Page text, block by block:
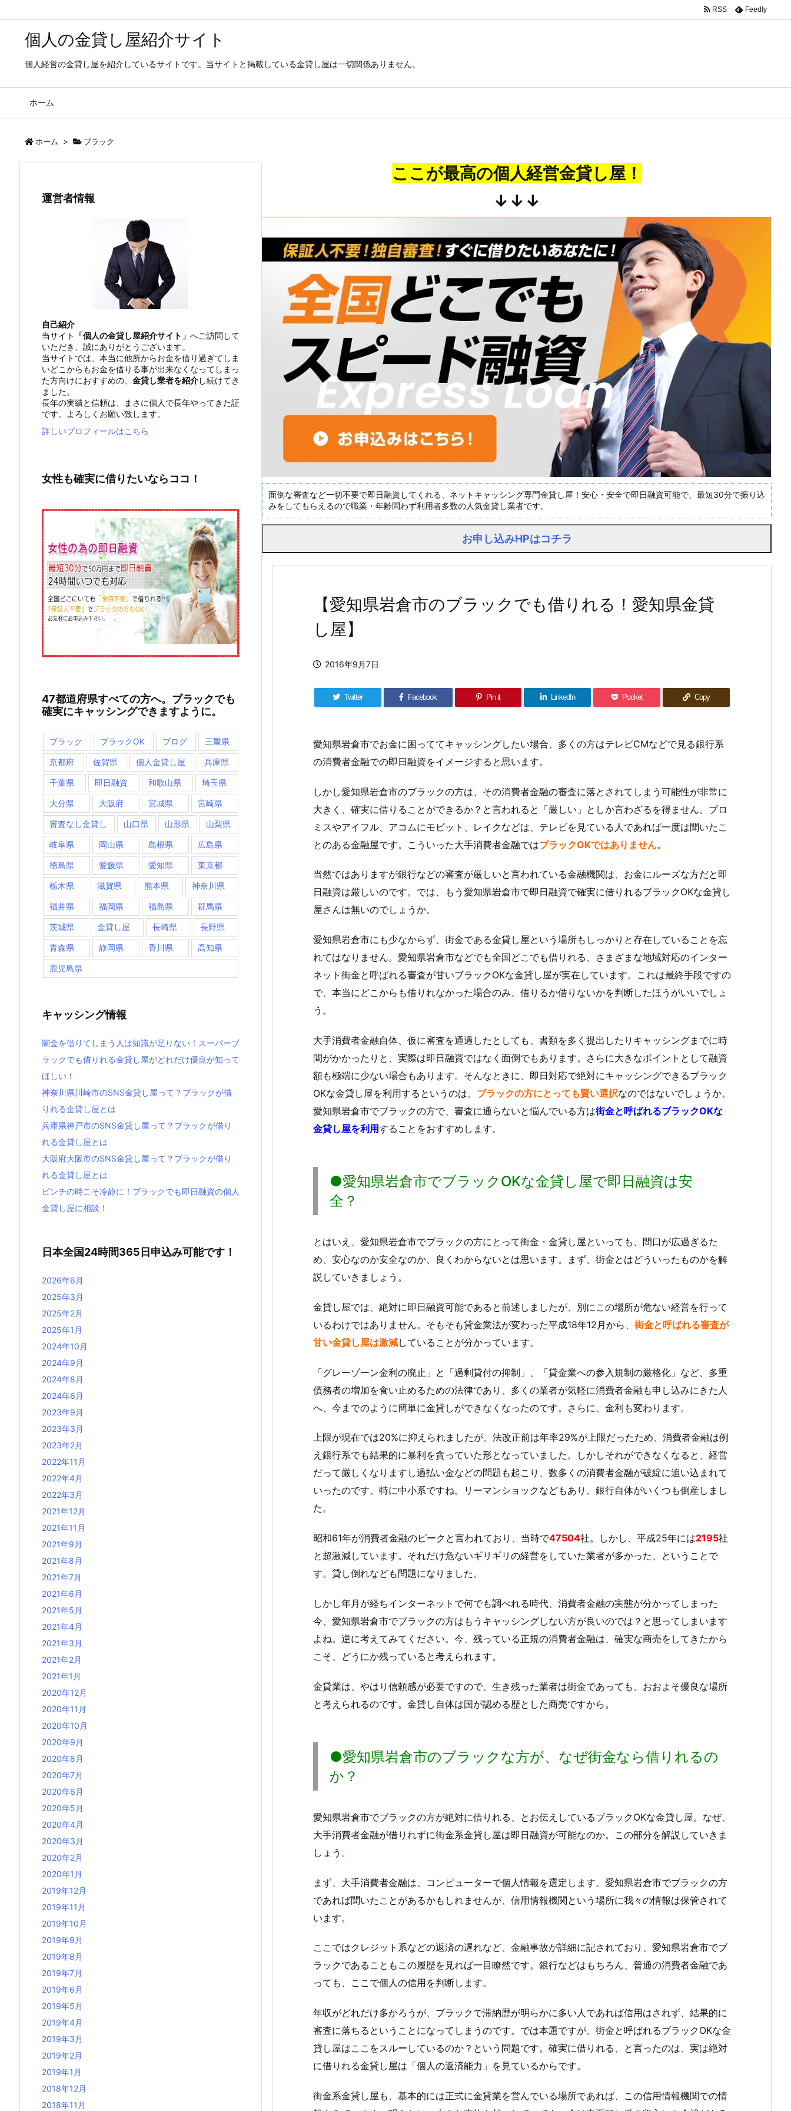
個人の金貸し屋紹介サイト
個人経営の金貸し屋を紹介しているサイトです。当サイトと掲載している金貸し屋は一切関係ありません。
ホーム
RSS Feedly
ホーム > ブラック
ここが最高の個人経営金貸し屋！
↓↓↓
面倒な審査など一切不要で即日融資してくれる、ネットキャッシング専門金貸し屋！安心・安全で即日融資可能で、最短30分で振り込
みをしてもらえるので職業・年齢問わず利用者多数の人気金貸し業者です。
お申し込みHPはコチラ
【愛知県岩倉市のブラックでも借りれる！愛知県金貸
し屋】
2016年9月7日
Twitter Facebook Pin it LinkedIn Pocket Copy
愛知県岩倉市でお金に困っててキャッシングしたい場合、多くの方はテレビCMなどで見る銀行系
の消費者金融での即日融資をイメージすると思います。
しかし愛知県岩倉市のブラックの方は、その消費者金融の審査に落とされてしまう可能性が非常に
大きく、確実に借りることができるか？と言われると「厳しい」としか言わざるを得ません。プロ
ミスやアイフル、アコムにモビット、レイクなどは、テレビを見ている人であれば一度は聞いたこ
とのある金融屋です。こういった大手消費者金融ではブラックOKではありません。
当然ではありますが銀行などの審査が厳しいと言われている金融機関は、お金にルーズな方だと即
日融資は厳しいのです。では、もう愛知県岩倉市で即日融資で確実に借りれるブラックOKな金貸し
屋さんは無いのでしょうか。
愛知県岩倉市にも少なからず、街金である金貸し屋という場所もしっかりと存在していることを忘
れてはなりません。愛知県岩倉市などでも全国どこでも借りれる、さまざまな地域対応のインター
ネット街金と呼ばれる審査が甘いブラックOKな金貸し屋が実在しています。これは最終手段ですの
で、本当にどこからも借りれなかった場合のみ、借りるか借りないかを判断したほうがいいでしょ
う。
大手消費者金融自体、仮に審査を通過したとしても、書類を多く提出したりキャッシングまでに時
間がかかったりと、実際は即日融資ではなく面倒でもあります。さらに大きなポイントとして融資
額も極端に少ない場合もあります。そんなときに、即日対応で絶対にキャッシングできるブラック
OKな金貸し屋を利用するというのは、 ブラックの方にとっても賢い選択なのではないでしょうか。
愛知県岩倉市でブラックの方で、審査に通らないと悩んでいる方は街金と呼ばれるブラックOKな
金貸し屋を利用することをおすすめします。
●愛知県岩倉市でブラックOKな金貸し屋で即日融資は安
全？
とはいえ、愛知県岩倉市でブラックの方にとって街金・金貸し屋といっても、間口が広過ぎるた
め、安心なのか安全なのか、良くわからないとは思います。まず、街金とはどういったものかを解
説していきましょう。
金貸し屋では、絶対に即日融資可能であると前述しましたが、別にこの場所が危ない経営を行って
いるわけではありません。そもそも貸金業法が変わった平成18年12月から、 街金と呼ばれる審査が
甘い金貸し屋は激減していることが分かっています。
「グレーゾーン金利の廃止」と「過剰貸付の抑制」、「貸金業への参入規制の厳格化」など、多重
債務者の増加を食い止めるための法律であり、多くの業者が気軽に消費者金融も申し込みにきた人
へ、今までのように簡単に金貸しができなくなったのです。さらに、金利も変わります。
上限が現在では20%に抑えられましたが、法改正前は年率29%が上限だったため、消費者金融は例
え銀行系でも結果的に暴利を貪っていた形となっていました。しかしそれができなくなると、経営
だって厳しくなりますし過払い金などの問題も起こり、数多くの消費者金融が破綻に追い込まれて
いったのです。特に中小系ですね。リーマンショックなどもあり、銀行自体がいくつも倒産しまし
た。
昭和61年が消費者金融のピークと言われており、当時で47504社。しかし、平成25年には2195社
と超激減しています。それだけ危ないギリギリの経営をしていた業者が多かった、ということで
す。貸し倒れなども問題になりました。
しかし年月が経ちインターネットで何でも調べれる時代、消費者金融の実態が分かってしまった
今、愛知県岩倉市でブラックの方はもうキャッシングしない方が良いのでは？と思ってしまいます
よね。逆に考えてみてください。今、残っている正規の消費者金融は、確実な商売をしてきたから
こそ、どうにか残っていると考えられます。
金貸業は、やはり信頼感が必要ですので、生き残った業者は街金であっても、おおよそ優良な場所
と考えられるのです。金貸し自体は国が認める歴とした商売ですから。
●愛知県岩倉市のブラックな方が、なぜ街金なら借りれるの
か？
愛知県岩倉市でブラックの方が絶対に借りれる、とお伝えしているブラックOKな金貸し屋。なぜ、
大手消費者金融が借りれずに街金系金貸し屋は即日融資が可能なのか。この部分を解説していきま
しょう。
まず、大手消費者金融は、コンピューターで個人情報を選定します。愛知県岩倉市でブラックの方
であれば聞いたことがあるかもしれませんが、信用情報機関という場所に我々の情報は保管されて
います。
ここではクレジット系などの返済の遅れなど、金融事故が詳細に記されており、愛知県岩倉市でブ
ラックであることもこの履歴を見れば一目瞭然です。銀行などはもちろん、普通の消費者金融であ
っても、ここで個人の信用を判断します。
年収がどれだけ多かろうが、ブラックで滞納歴が明らかに多い人であれば信用はされず、結果的に
審査に落ちるということになってしまうのです。では本題ですが、街金と呼ばれるブラックOKな金
貸し屋はここをスルーしているのか？という問題です。確実に借りれる、と言ったのは、実は絶対
に借りれる金貸し屋は「個人の返済能力」を見ているからです。
街金系金貸し屋も、基本的には正式に金貸業を営んでいる場所であれば、この信用情報機関での情
運営者情報
自己紹介
当サイト
「個人の金貸し屋紹介サイト」 へご訪問して
いただき、誠にありがとうございます。
当サイトでは、本当に他所からお金を借り過ぎてしま
いどこからもお金を借りる事が出来なくなってしまっ
た方向けにおすすめの、 金貸し業者を紹介し続けてき
ました。
長年の実績と信頼は、まさに個人で長年やってきた証
です。よろしくお願い致します。
詳しいプロフィールはこちら
女性も確実に借りたいならココ！
47都道府県すべての方へ。ブラックでも
確実にキャッシングできますように。
ブラック ブラックOK ブログ 三重県
京都府 佐賀県 個人金貸し屋 兵庫県
千葉県 即日融資 和歌山県 埼玉県
大分県 大阪府 宮城県 宮崎県
審査なし金貸し 山口県 山形県 山梨県
岐阜県 岡山県 島根県 広島県
徳島県 愛媛県 愛知県 東京都
栃木県 滋賀県 熊本県 神奈川県
福井県 福岡県 福島県 群馬県
茨城県 金貸し屋 長崎県 長野県
青森県 静岡県 香川県 高知県
鹿児島県
キャッシング情報
闇金を借りてしまう人は知識が足りない！スーパーブ
ラックでも借りれる金貸し屋がどれだけ優良が知って
ほしい！
神奈川県川崎市のSNS金貸し屋って？ブラックが借
りれる金貸し屋とは
兵庫県神戸市のSNS金貸し屋って？ブラックが借り
れる金貸し屋とは
大阪府大阪市のSNS金貸し屋って？ブラックが借り
れる金貸し屋とは
ピンチの時こそ冷静に！ブラックでも即日融資の個人
金貸し屋に相談！
日本全国24時間365日申込み可能です！
2026年6月
2025年3月
2025年2月
2025年1月
2024年10月
2024年9月
2024年8月
2024年6月
2023年9月
2023年3月
2023年2月
2022年11月
2022年4月
2022年3月
2021年12月
2021年11月
2021年9月
2021年8月
2021年7月
2021年6月
2021年5月
2021年4月
2021年3月
2021年2月
2021年1月
2020年12月
2020年11月
2020年10月
2020年9月
2020年8月
2020年7月
2020年6月
2020年5月
2020年4月
2020年3月
2020年2月
2020年1月
2019年12月
2019年11月
2019年10月
2019年9月
2019年8月
2019年7月
2019年6月
2019年5月
2019年4月
2019年3月
2019年2月
2019年1月
2018年12月
2018年11月